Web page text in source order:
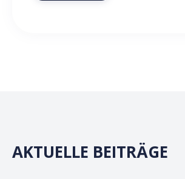
AKTUELLE BEITRÄGE